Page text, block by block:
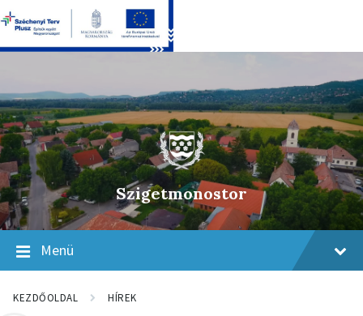
content
main
navigation
footer
Szigetmonostor
Menü
KEZDŐOLDAL HÍREK